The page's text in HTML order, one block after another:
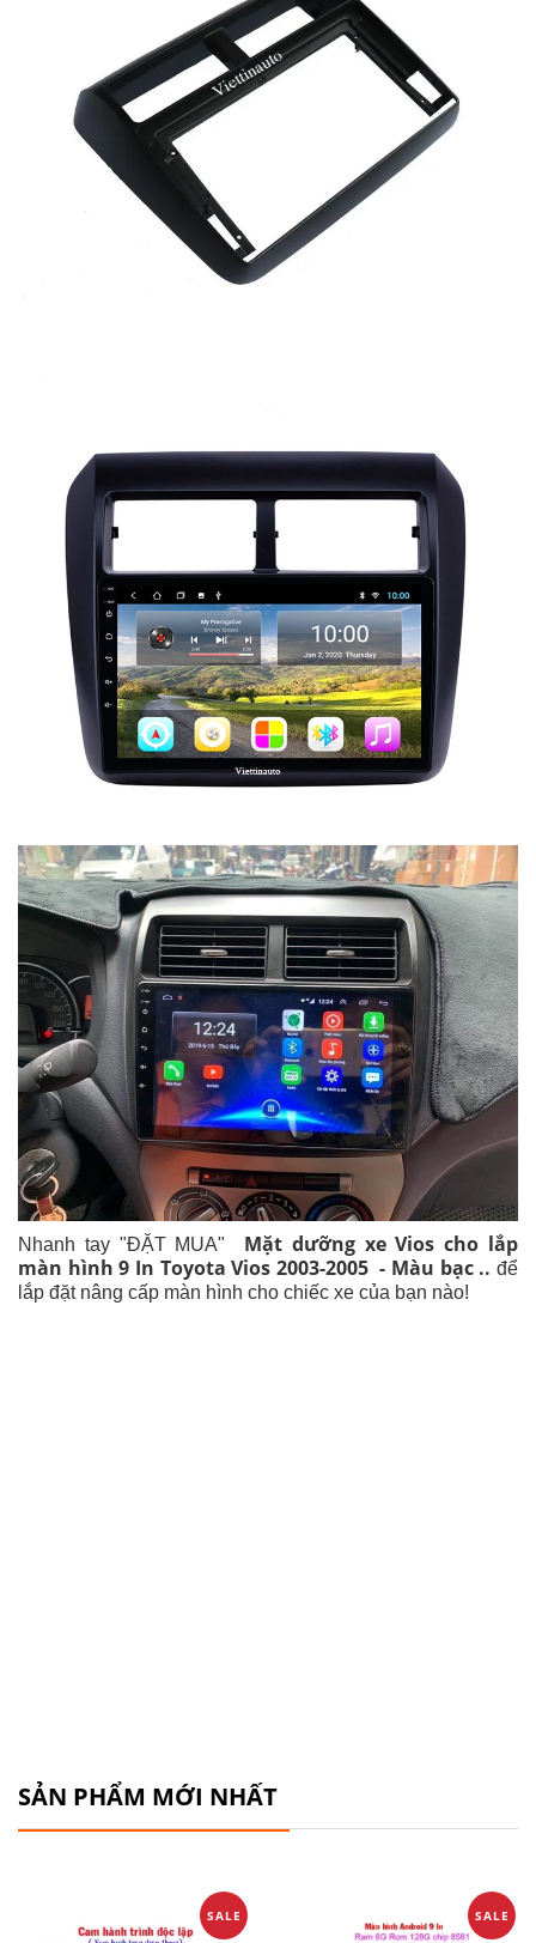
Nhanh tay "ĐẶT MUA"
Mặt dưỡng xe Vios cho lắp
màn hình 9 In Toyota Vios 2003-2005 - Màu bạc .. để
lắp đặt nâng cấp màn hình cho chiếc xe của bạn nào!
SẢN PHẨM MỚI NHẤT
SALE SALE